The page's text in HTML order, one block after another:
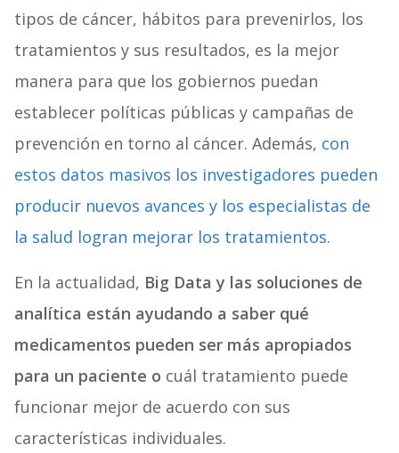
tipos de cáncer, hábitos para prevenirlos, los
tratamientos y sus resultados, es la mejor
manera para que los gobiernos puedan
establecer políticas públicas y campañas de
prevención en torno al cáncer. Además, con
estos datos masivos los investigadores pueden
producir nuevos avances y los especialistas de
la salud logran mejorar los tratamientos.
En la actualidad, Big Data y las soluciones de
analítica están ayudando a saber qué
medicamentos pueden ser más apropiados
para un paciente o cuál tratamiento puede
funcionar mejor de acuerdo con sus
características individuales.